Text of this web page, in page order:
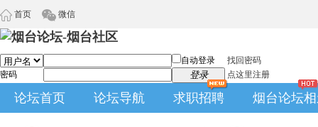
首页 微信
自动登录
找回密码
密码
登录 点这里注册
论坛首页 论坛导航 求职招聘 烟台论坛